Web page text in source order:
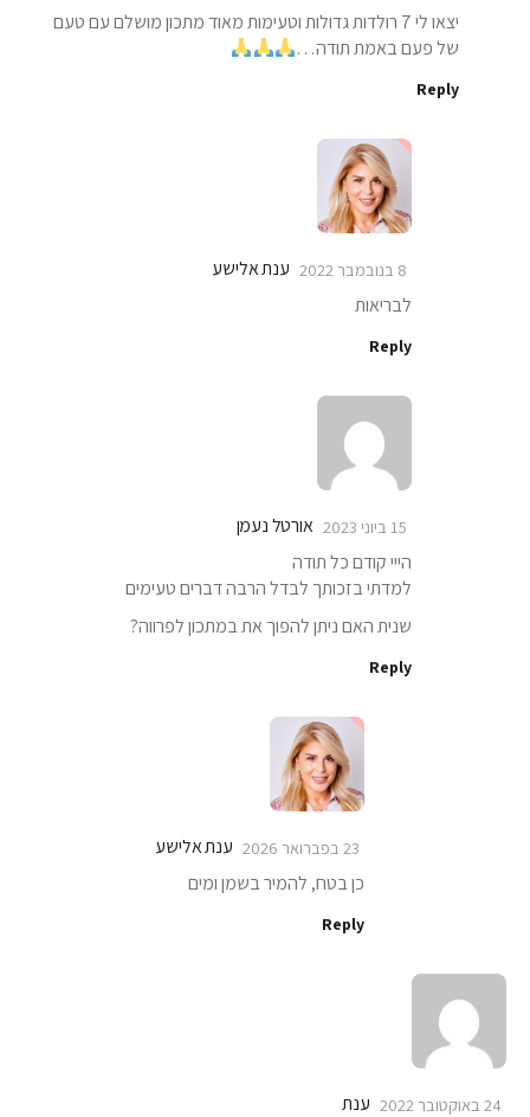
יצאו לי 7 רולדות גדולות וטעימות מאוד מתכון מושלם עם טעם
של פעם באמת תודה…
Reply
ענת אלישע 8 בנובמבר 2022
לבריאות
Reply
אורטל נעמן 15 ביוני 2023
הייי קודם כל תודה
למדתי בזכותך לבדל הרבה דברים טעימים
שנית האם ניתן להפוך את במתכון לפרווה?
Reply
ענת אלישע 23 בפברואר 2026
כן בטח, להמיר בשמן ומים
Reply
ענת 24 באוקטובר 2022